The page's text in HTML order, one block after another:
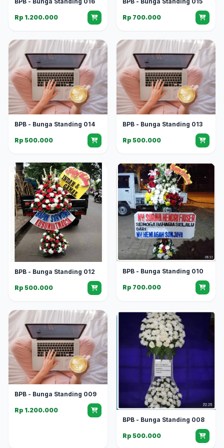
Rp 1.200.000 Rp 700.000
BPB - Bunga Standing 014
Rp 500.000
BPB - Bunga Standing 013
Rp 500.000
BPB - Bunga Standing 012
Rp 500.000
BPB - Bunga Standing 010
Rp 700.000
BPB - Bunga Standing 009
Rp 1.200.000
BPB - Bunga Standing 008
Rp 500.000